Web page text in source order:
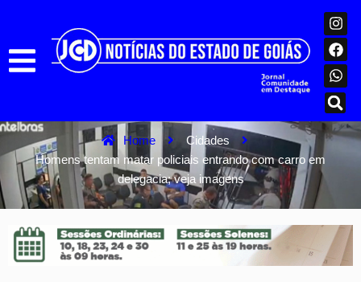
Home
Cidades
Homens tentam matar policiais entrando com carro em
delegacia; veja imagens